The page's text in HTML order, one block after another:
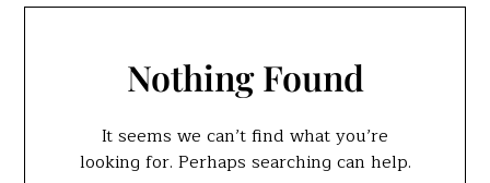
Nothing Found
It seems we can’t find what you’re
looking for. Perhaps searching can help.